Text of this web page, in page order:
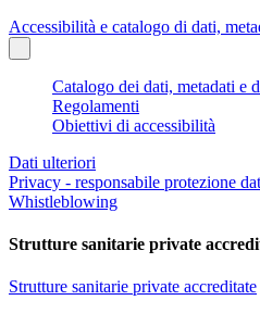
Accessibilità e catalogo di dati,
Catalogo dei dati, metadati e
Regolamenti
Obiettivi di accessibilità
Dati ulteriori
Privacy - responsabile protezione
Whistleblowing
Strutture sanitarie private
Strutture sanitarie private accreditate